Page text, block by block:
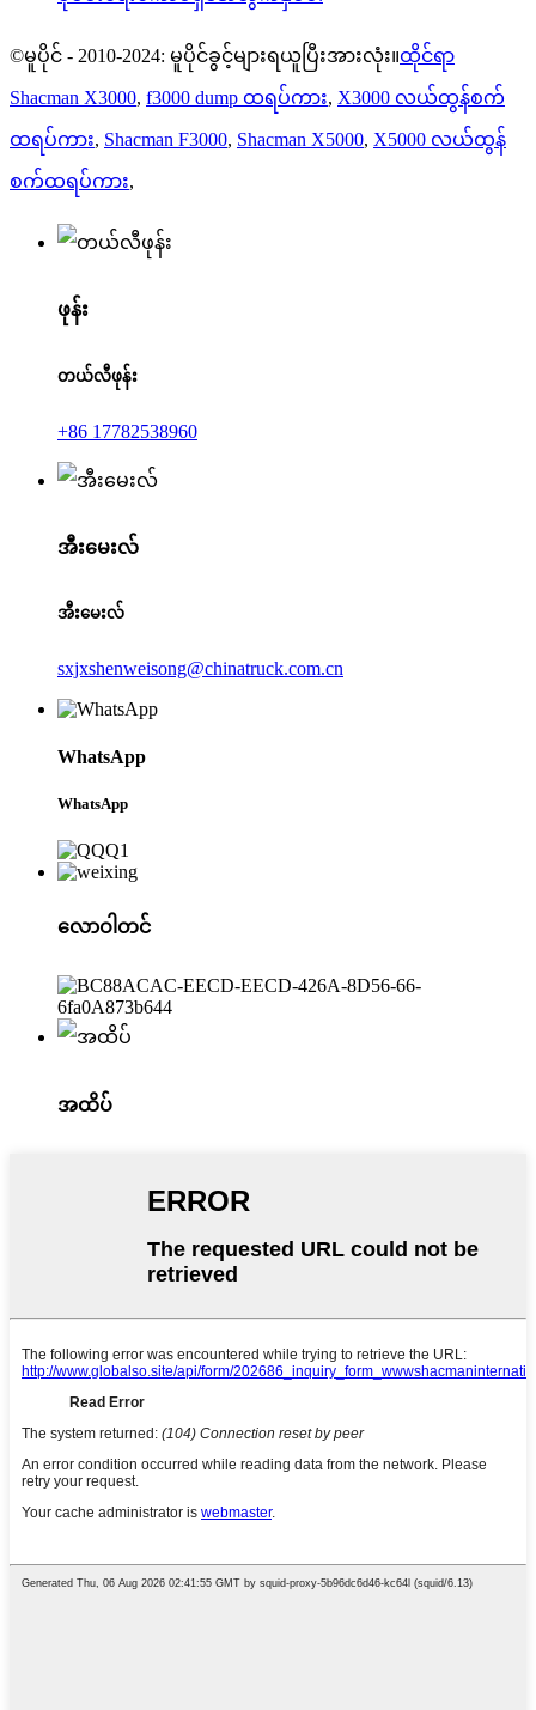
©မူပိုင် - 2010-2024: မူပိုင်ခွင့်များရယူပြီးအားလုံး။ထိုင်ရာ
Shacman X3000, f3000 dump ထရပ်ကား, X3000 လယ်ထွန်စက်
ထရပ်ကား, Shacman F3000, Shacman X5000, X5000 လယ်ထွန်
စက်ထရပ်ကား,
ဖုန်း
တယ်လီဖုန်း
+86 17782538960
အီးမေးလ်
အီးမေးလ်
sxjxshenweisong@chinatruck.com.cn
WhatsApp
WhatsApp
လောဝါတင်
အထိပ်